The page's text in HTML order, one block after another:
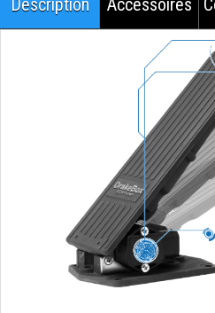
Description Accessoires